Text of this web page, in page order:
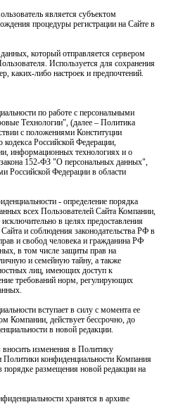
является субъектом
процедуры регистрации на Сайте в
который отправляется сервером
Используется для сохранения
каких-либо настроек и предпочтений.
по работе с персональными
Технологии", (далее – Политика
с положениями Конституции
кодекса Российской Федерации,
информационных технологиях и о
152-ФЗ "О персональных данных",
Российской Федерации в области
- определение порядка
всех Пользователей Сайта Компании,
в целях предоставления
и соблюдения законодательства РФ в
и свобод человека и гражданина РФ
в том числе защиты прав на
и семейную тайну, а также
лиц, имеющих доступ к
требований норм, регулирующих
вступает в силу с момента ее
Компании, действует бессрочно, до
в новой редакции.
изменения в Политику
конфиденциальности Компания
размещения новой редакции на
хранятся в архиве